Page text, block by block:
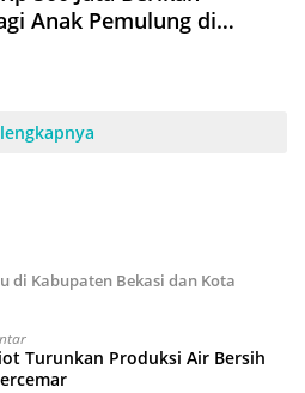
Anak Pemulung di
Kabupaten Bekasi dan Kota
Turunkan Produksi Air Bersih